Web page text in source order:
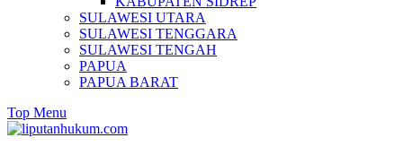
SULAWESI UTARA
SULAWESI TENGGARA
SULAWESI TENGAH
PAPUA
PAPUA BARAT
Top Menu